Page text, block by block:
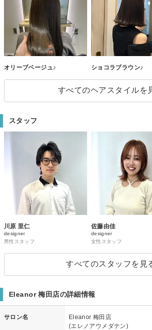
オリーブベージュ♪ ショコラブラウン♪
すべてのヘアスタイルを
スタッフ
川原 里仁
designer
男性スタッフ
佐藤由佳
designer
女性スタッフ
すべてのスタッフを見
Eleanor 梅田店の詳細情報
サロン名
Eleanor 梅田店
(エレノアウメダテン)